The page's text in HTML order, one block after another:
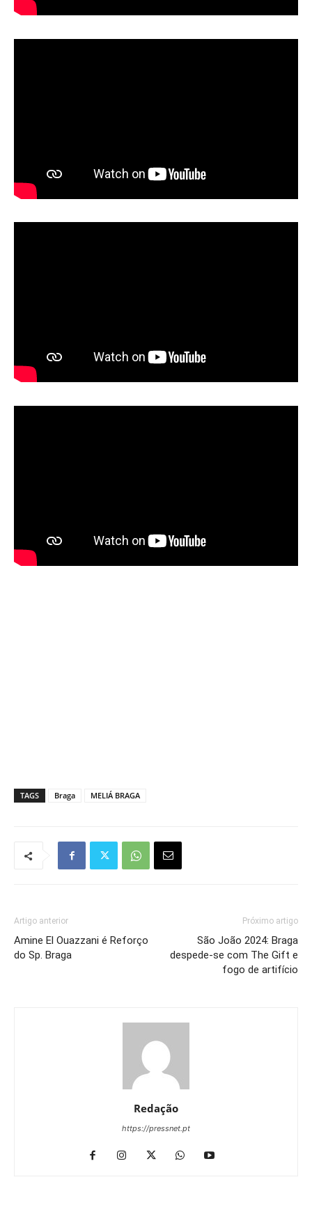
TAGS Braga MELIÁ BRAGA
Artigo anterior
Amine El Ouazzani é Reforço
do Sp. Braga
Próximo artigo
São João 2024: Braga
despede-se com The Gift e
fogo de artifício
Redação
https://pressnet.pt